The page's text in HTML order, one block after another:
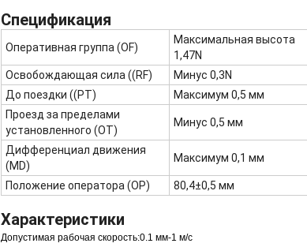
Спецификация
Оперативная группа (OF)
Максимальная высота
1,47N
Освобождающая сила ((RF)
Минус 0,3N
До поездки ((PT)
Максимум 0,5 мм
Проезд за пределами
установленного (OT)
Минус 0,5 мм
Дифференциал движения
(MD)
Максимум 0,1 мм
Положение оператора (OP) 80,4±0,5 мм
Характеристики
Допустимая рабочая скорость:0.1 мм-1 м/с